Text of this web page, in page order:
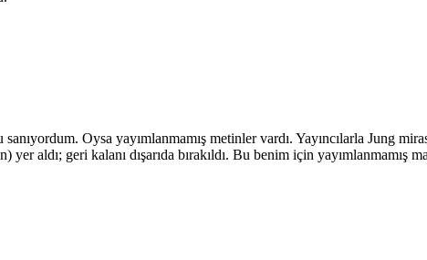
Oysa yayımlanmamış metinler vardı. Yayıncılarla Jung
aldı; geri kalanı dışarıda bırakıldı. Bu benim için yayımlanmamış